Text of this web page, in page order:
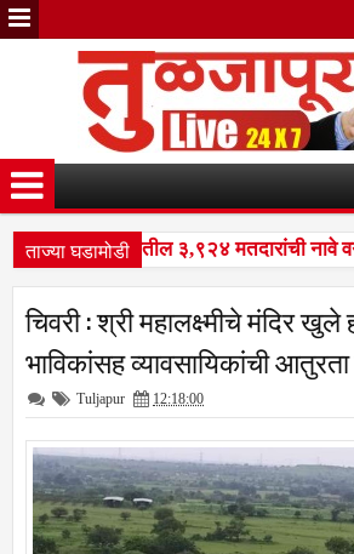
ताज्या घडामोडी
: नळदुर्ग शहरातील ३,९२४ मतदारांची नावे
पुनरीक्षण कार्यक्रमात मोठे बदल; भारत
: नळदुर्ग शहरातील ३,९२४ मतदारांची नावे
चिवरी : श्री महालक्ष्मीचे मंदिर खुले
भाविकांसह व्यावसायिकांची
Tuljapur 12:18:00